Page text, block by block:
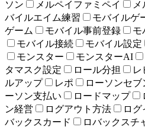
ソン
メルペイファミペイ
バイルエイム練習
モバイルゲ
ゲーム
モバイル事前登録 モ
モバイル接続
モバイル設定
モンスター
モンスターAI
タマスク設定
ロール分担 レ
ルアップ
レポ ローソンセブ
ーソン支払い
ロードマップ
ン経営
ログアウト方法 ログ
バックスカード
ロバックスチ